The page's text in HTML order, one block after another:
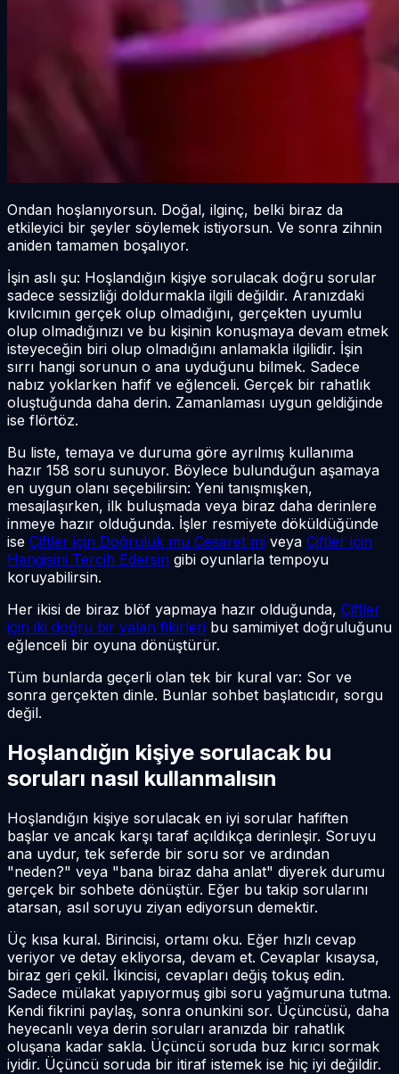
Ondan hoşlanıyorsun. Doğal, ilginç, belki biraz da
etkileyici bir şeyler söylemek istiyorsun. Ve sonra zihnin
aniden tamamen boşalıyor.
İşin aslı şu: Hoşlandığın kişiye sorulacak doğru sorular
sadece sessizliği doldurmakla ilgili değildir. Aranızdaki
kıvılcımın gerçek olup olmadığını, gerçekten uyumlu
olup olmadığınızı ve bu kişinin konuşmaya devam etmek
isteyeceğin biri olup olmadığını anlamakla ilgilidir. İşin
sırrı hangi sorunun o ana uyduğunu bilmek. Sadece
nabız yoklarken hafif ve eğlenceli. Gerçek bir rahatlık
oluştuğunda daha derin. Zamanlaması uygun geldiğinde
ise flörtöz.
Bu liste, temaya ve duruma göre ayrılmış kullanıma
hazır 158 soru sunuyor. Böylece bulunduğun aşamaya
en uygun olanı seçebilirsin: Yeni tanışmışken,
mesajlaşırken, ilk buluşmada veya biraz daha derinlere
inmeye hazır olduğunda. İşler resmiyete döküldüğünde
ise Çiftler için Doğruluk mu Cesaret mi veya Çiftler için
Hangisini Tercih Edersin gibi oyunlarla tempoyu
koruyabilirsin.
Her ikisi de biraz blöf yapmaya hazır olduğunda, Çiftler
için iki doğru bir yalan fikirleri bu samimiyet doğruluğunu
eğlenceli bir oyuna dönüştürür.
Tüm bunlarda geçerli olan tek bir kural var: Sor ve
sonra gerçekten dinle. Bunlar sohbet başlatıcıdır, sorgu
değil.
Hoşlandığın kişiye sorulacak bu
soruları nasıl kullanmalısın
Hoşlandığın kişiye sorulacak en iyi sorular hafiften
başlar ve ancak karşı taraf açıldıkça derinleşir. Soruyu
ana uydur, tek seferde bir soru sor ve ardından
"neden?" veya "bana biraz daha anlat" diyerek durumu
gerçek bir sohbete dönüştür. Eğer bu takip sorularını
atarsan, asıl soruyu ziyan ediyorsun demektir.
Üç kısa kural. Birincisi, ortamı oku. Eğer hızlı cevap
veriyor ve detay ekliyorsa, devam et. Cevaplar kısaysa,
biraz geri çekil. İkincisi, cevapları değiş tokuş edin.
Sadece mülakat yapıyormuş gibi soru yağmuruna tutma.
Kendi fikrini paylaş, sonra onunkini sor. Üçüncüsü, daha
heyecanlı veya derin soruları aranızda bir rahatlık
oluşana kadar sakla. Üçüncü soruda buz kırıcı sormak
iyidir. Üçüncü soruda bir itiraf istemek ise hiç iyi değildir.